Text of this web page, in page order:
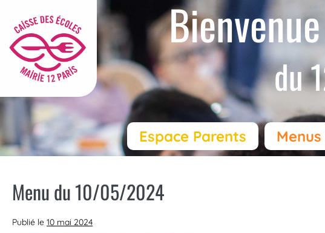
du
Espace Parents
Menus
Menu du 10/05/2024
Publié le 10 mai 2024